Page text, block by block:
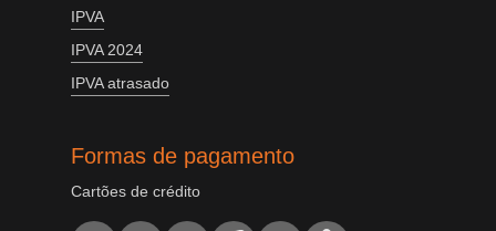
IPVA
IPVA 2024
IPVA atrasado
Formas de pagamento
Cartões de crédito